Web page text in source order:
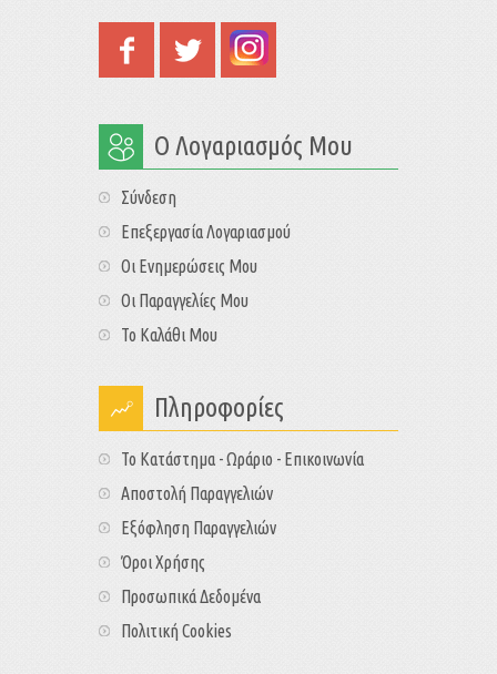
Ο Λογαριασμός Μου
Σύνδεση
Επεξεργασία Λογαριασμού
Οι Ενημερώσεις Μου
Οι Παραγγελίες Μου
Το Καλάθι Μου
Πληροφορίες
Το Κατάστημα - Ωράριο - Επικοινωνία
Αποστολή Παραγγελιών
Εξόφληση Παραγγελιών
Όροι Χρήσης
Προσωπικά Δεδομένα
Πολιτική Cookies